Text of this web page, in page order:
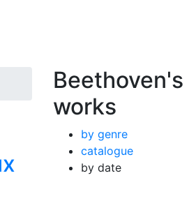
Beethoven's
works
by genre
catalogue
by date